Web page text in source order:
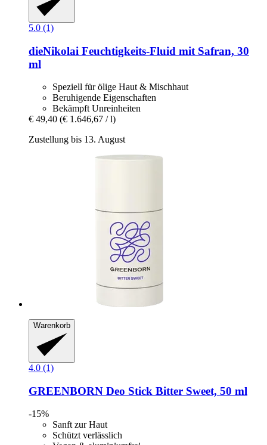
5.0 (1)
dieNikolai Feuchtigkeits-​Fluid mit Safran, 30
ml
Speziell für ölige Haut & Mischhaut
Beruhigende Eigenschaften
Bekämpft Unreinheiten
€ 49,40 (€ 1.646,67 / l)
Zustellung bis 13. August
Warenkorb
4.0 (1)
GREENBORN Deo Stick Bitter Sweet, 50 ml
-15%
Sanft zur Haut
Schützt verlässlich